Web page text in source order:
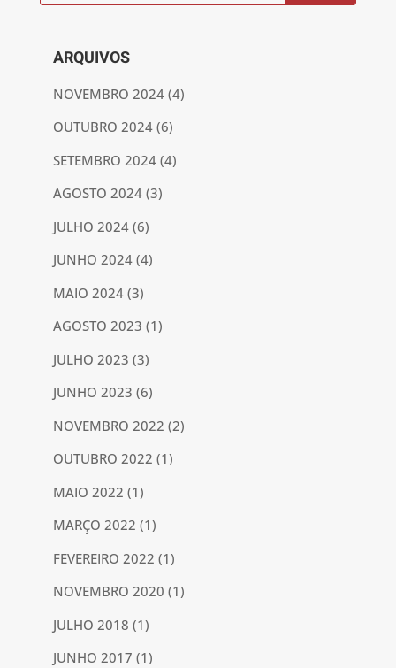
ARQUIVOS
NOVEMBRO 2024(4)
OUTUBRO 2024(6)
SETEMBRO 2024(4)
AGOSTO 2024(3)
JULHO 2024(6)
JUNHO 2024(4)
MAIO 2024(3)
AGOSTO 2023 (1)
JULHO 2023 (3)
JUNHO 2023 (6)
NOVEMBRO 2022 (2)
OUTUBRO 2022 (1)
MAIO 2022 (1)
MARÇO 2022 (1)
FEVEREIRO 2022 (1)
NOVEMBRO 2020 (1)
JULHO 2018 (1)
JUNHO 2017 (1)